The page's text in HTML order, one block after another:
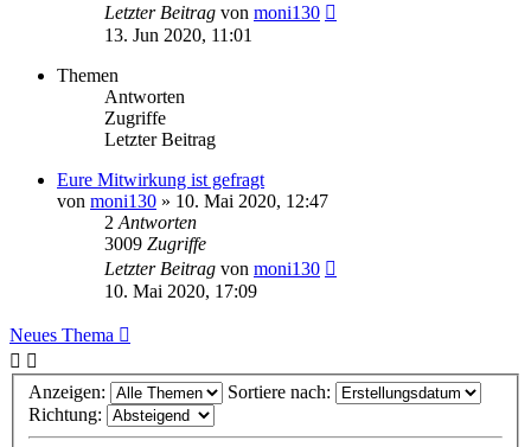
Letzter Beitrag von moni130
13. Jun 2020, 11:01
Themen
Antworten
Zugriffe
Letzter Beitrag
Eure Mitwirkung ist gefragt
von moni130 » 10. Mai 2020, 12:47
2 Antworten
3009 Zugriffe
Letzter Beitrag von moni130
10. Mai 2020, 17:09
Neues Thema
Anzeigen:
Sortiere nach:
Richtung: